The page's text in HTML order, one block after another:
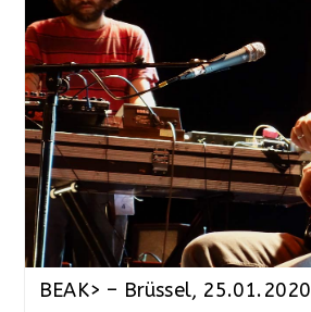
BEAK> – Brüssel, 25.01.2020